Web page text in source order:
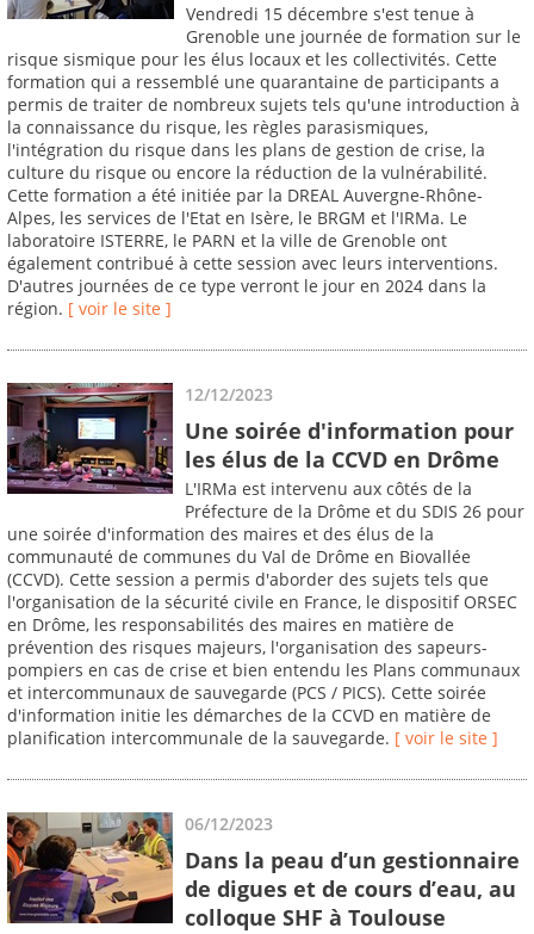
Vendredi 15 décembre s'est tenue à
Grenoble une journée de formation sur le
risque sismique pour les élus locaux et les collectivités. Cette
formation qui a ressemblé une quarantaine de participants a
permis de traiter de nombreux sujets tels qu'une introduction à
la connaissance du risque, les règles parasismiques,
l'intégration du risque dans les plans de gestion de crise, la
culture du risque ou encore la réduction de la vulnérabilité.
Cette formation a été initiée par la DREAL Auvergne-Rhône-
Alpes, les services de l'Etat en Isère, le BRGM et l'IRMa. Le
laboratoire ISTERRE, le PARN et la ville de Grenoble ont
également contribué à cette session avec leurs interventions.
D'autres journées de ce type verront le jour en 2024 dans la
région. [ voir le site ]
12/12/2023
Une soirée d'information pour
les élus de la CCVD en Drôme
L'IRMa est intervenu aux côtés de la
Préfecture de la Drôme et du SDIS 26 pour
une soirée d'information des maires et des élus de la
communauté de communes du Val de Drôme en Biovallée
(CCVD). Cette session a permis d'aborder des sujets tels que
l'organisation de la sécurité civile en France, le dispositif ORSEC
en Drôme, les responsabilités des maires en matière de
prévention des risques majeurs, l'organisation des sapeurs-
pompiers en cas de crise et bien entendu les Plans communaux
et intercommunaux de sauvegarde (PCS / PICS). Cette soirée
d'information initie les démarches de la CCVD en matière de
planification intercommunale de la sauvegarde. [ voir le site ]
06/12/2023
Dans la peau d’un gestionnaire
de digues et de cours d’eau, au
colloque SHF à Toulouse